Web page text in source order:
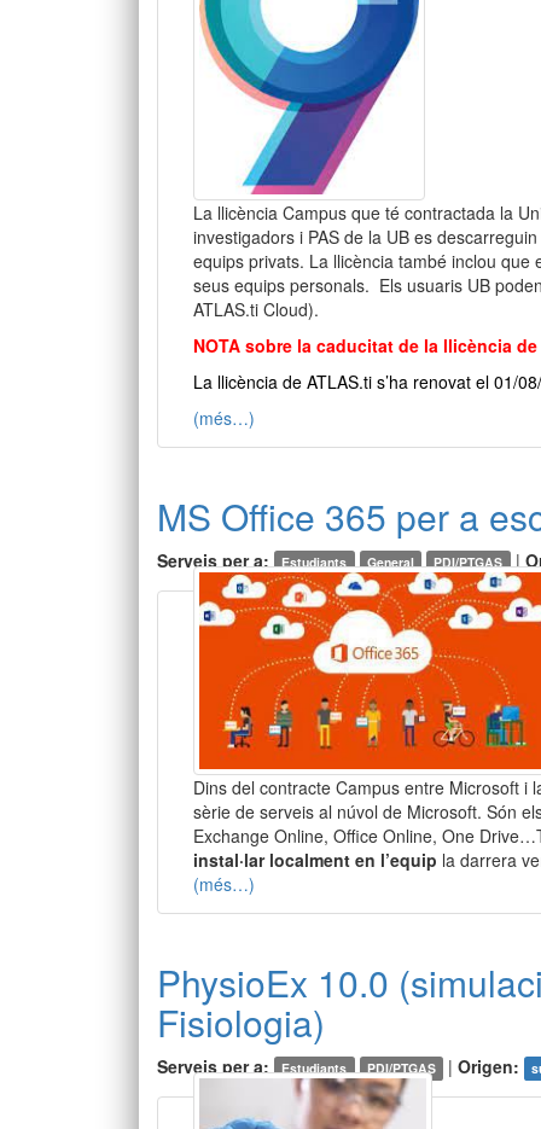
La llicència Campus que té contractada la
investigadors i PAS de la UB es
equips privats. La llicència també inclou que
seus equips personals. Els usuaris UB
ATLAS.ti Cloud).
NOTA sobre la caducitat de la llicència
La llicència de ATLAS.ti s’ha renovat el 01/
(més…)
MS Office 365 per a
Serveis per a: Estudiants General PDI/PTGAS |
Dins del contracte Campus entre Microsoft i
sèrie de serveis al núvol de Microsoft. Són
Exchange Online, Office Online, One
instal·lar localment en l’equip la darrera
(més…)
PhysioEx 10.0
Fisiologia)
Serveis per a: Estudiants PDI/PTGAS |Origen: